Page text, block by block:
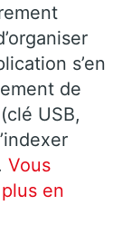
s’en
de
USB,
Vous
en